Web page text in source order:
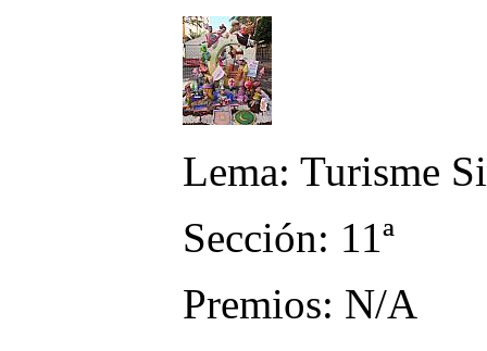
Lema: Turisme
Sección: 11ª
Premios: N/A